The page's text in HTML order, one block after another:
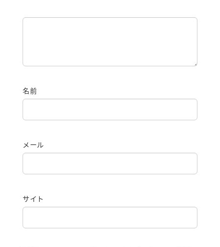
名前
メール
サイト